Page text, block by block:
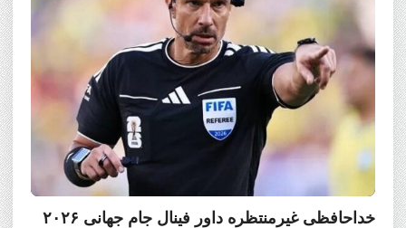
خداحافظی غیرمنتظره داور فینال جام جهانی ۲۰۲۶